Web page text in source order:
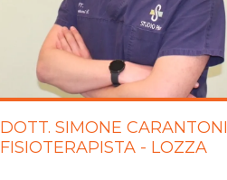
DOTT. SIMONE CARANTONI
FISIOTERAPISTA - LOZZA